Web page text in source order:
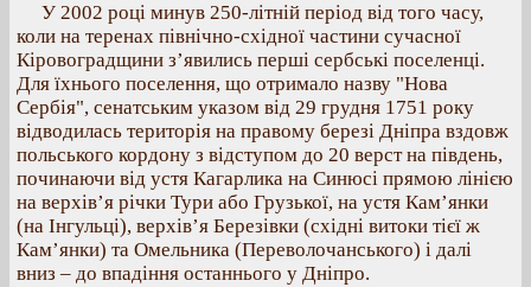
У 2002 році минув 250-літній період від того часу,
коли на теренах північно-східної частини сучасної
Кіровоградщини з’явились перші сербські поселенці.
Для їхнього поселення, що отримало назву "Нова
Сербія", сенатським указом від 29 грудня 1751 року
відводилась територія на правому березі Дніпра вздовж
польського кордону з відступом до 20 верст на південь,
починаючи від устя Кагарлика на Синюсі прямою лінією
на верхів’я річки Тури або Грузької, на устя Кам’янки
(на Інгульці), верхів’я Березівки (східні витоки тієї ж
Кам’янки) та Омельника (Переволочанського) і далі
вниз – до впадіння останнього у Дніпро.